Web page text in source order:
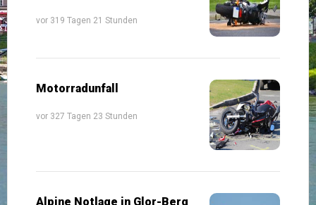
vor 319 Tagen 21 Stunden
Motorradunfall
vor 327 Tagen 23 Stunden
Alpine Notlage in Glor-Berg